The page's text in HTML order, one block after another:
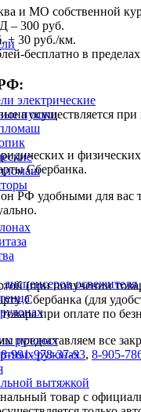
электрические
пушки
освежителя
рулонах
рулонах
вытяжкой
и МО собственной
– 300 руб.
+ 30 руб./км.
бесплатно в
осуществляется
и
Сбербанка.
РФ удобными для
(при получении
Сбербанка (для
при оплате по
предоставляем все
8-991-978-37-93, 8-905-
товар с